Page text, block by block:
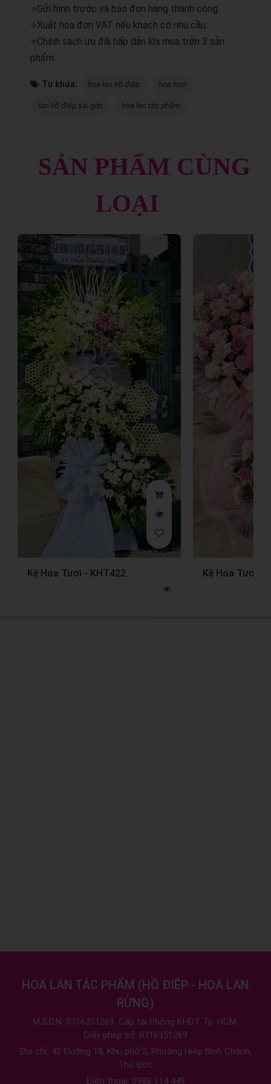
⭐Gửi hình trước và báo đơn hàng thành công.
⭐Xuất hóa đơn VAT nếu khách có nhu cầu.
⭐Chính sách ưu đãi hấp dẫn khi mua trên 3 sản
phẩm.
Từ khóa: hoa lan hồ điệp hoa tươi
lan hồ điệp sài gòn hoa lan tác phẩm
SẢN PHẨM CÙNG
LOẠI
Kệ Hoa Tươi - KHT422 Kệ Hoa Tươi -
HOA LAN TÁC PHẨM (HỒ ĐIỆP - HOA LAN
RỪNG)
M.S.D.N: 0316351269, Cấp tại Phòng KHDT Tp. HCM.
Giấy phép số: 0316351269
Địa chỉ: 42 Đường 18, Khu phố 3, Phường Hiệp Bình Chánh,
Thủ Đức
Điện thoại: 0988 114 449